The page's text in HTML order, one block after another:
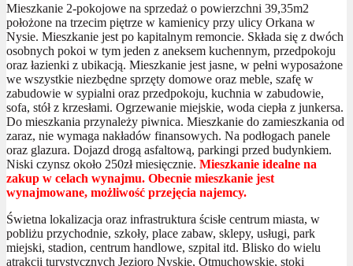
Mieszkanie 2-pokojowe na sprzedaż o powierzchni 39,35m2
położone na trzecim piętrze w kamienicy przy ulicy Orkana w
Nysie. Mieszkanie jest po kapitalnym remoncie. Składa się z dwóch
osobnych pokoi w tym jeden z aneksem kuchennym, przedpokoju
oraz łazienki z ubikacją. Mieszkanie jest jasne, w pełni wyposażone
we wszystkie niezbędne sprzęty domowe oraz meble, szafę w
zabudowie w sypialni oraz przedpokoju, kuchnia w zabudowie,
sofa, stół z krzesłami. Ogrzewanie miejskie, woda ciepła z junkersa.
Do mieszkania przynależy piwnica. Mieszkanie do zamieszkania od
zaraz, nie wymaga nakładów finansowych. Na podłogach panele
oraz glazura. Dojazd drogą asfaltową, parkingi przed budynkiem.
Niski czynsz około 250zł miesięcznie. Mieszkanie idealne na
zakup w celach wynajmu. Obecnie mieszkanie jest
wynajmowane, możliwość przejęcia najemcy.
Świetna lokalizacja oraz infrastruktura ścisłe centrum miasta, w
pobliżu przychodnie, szkoły, place zabaw, sklepy, usługi, park
miejski, stadion, centrum handlowe, szpital itd. Blisko do wielu
atrakcji turystycznych Jezioro Nyskie, Otmuchowskie, stoki